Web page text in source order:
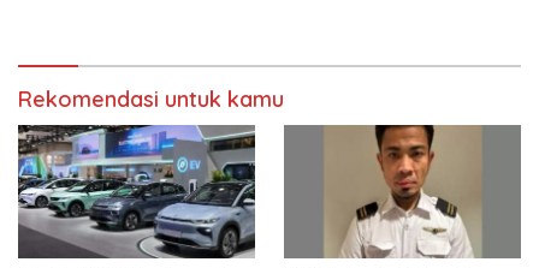
Rekomendasi untuk kamu